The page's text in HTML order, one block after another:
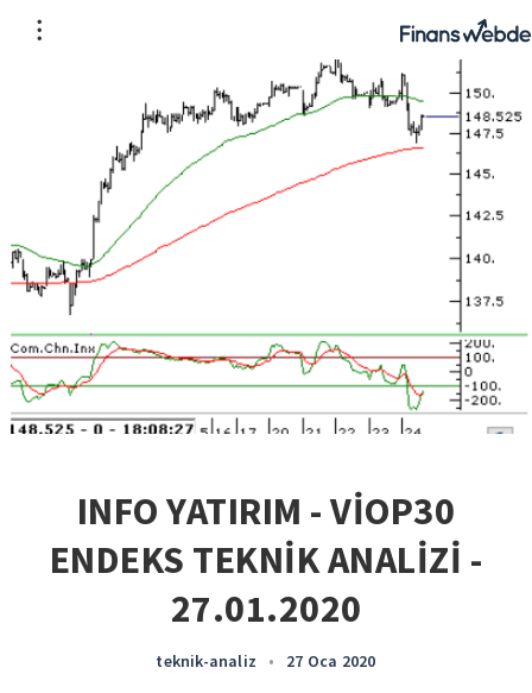
INFO YATIRIM - VİOP30
ENDEKS TEKNİK ANALİZİ -
27.01.2020
teknik-analiz • 27 Oca 2020